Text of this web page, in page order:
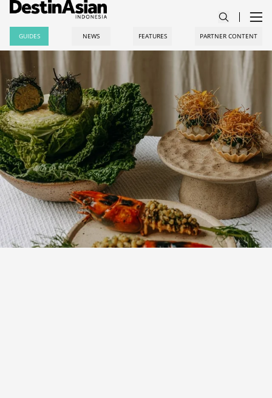
GUIDES NEWS FEATURES PARTNER CONTENT